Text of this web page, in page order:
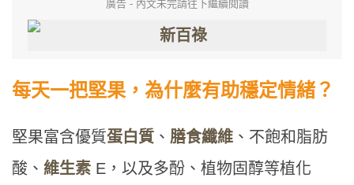
廣告 - 內文未完請往下繼續閱讀
每天一把堅果，為什麼有助穩定情緒？
堅果富含優質蛋白質 、 膳食纖維 、不飽和脂肪
酸、 維生素 E，以及多酚、植物固醇等植化